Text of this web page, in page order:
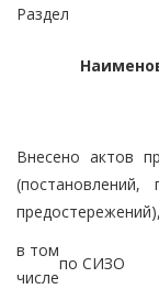
Раздел
Внесено актов
(постановлений,
в том
числе
по СИЗО